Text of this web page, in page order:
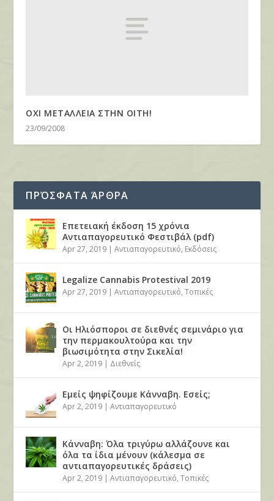
ΟΧΙ ΜΕΤΑΛΛΕΙΑ ΣΤΗΝ ΟΙΤΗ!
23/09/2008
ΠΡΌΣΦΑΤΑ ΆΡΘΡΑ
Επετειακή έκδοση 15 χρόνια
Αντιαπαγορευτικό Φεστιβάλ (pdf)
Apr 27, 2019 |Αντιαπαγορευτικό, Εκδόσεις
Legalize Cannabis Protestival 2019
Apr 27, 2019 |Αντιαπαγορευτικό,Τοπικές
Οι Ηλιόσποροι σε διεθνές σεμινάριο για
την περμακουλτούρα και την
βιωσιμότητα στην Σικελία!
Apr 2, 2019 | Διεθνείς
Εμείς ψηφίζουμε Κάνναβη. Εσείς;
Apr 2, 2019 |Αντιαπαγορευτικό
Κάνναβη: Όλα τριγύρω αλλάζουνε και
όλα τα ίδια μένουν (κάλεσμα σε
αντιαπαγορευτικές δράσεις)
Apr 2, 2019 |Αντιαπαγορευτικό,Τοπικές